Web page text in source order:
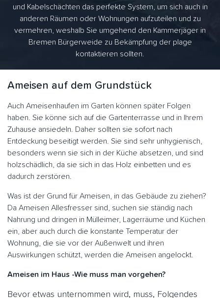
und Kabelschächten das perfekte System, um sich auch in
anderen Räumen oder Wohnungen aufzuteilen und zu
vermehren, weshalb Sie umgehend den Kammerjäger in
Bremen Bürgerweide zu Bekämpfung der plage
kontaktieren sollten.
Ameisen auf dem Grundstück
Auch Ameisenhaufen im Garten können später Folgen
haben. Sie könne sich auf die Gartenterrasse und in Ihrem
Zuhause ansiedeln. Daher sollten sie sofort nach
Entdeckung beseitigt werden. Sie sind sehr unhygienisch,
besonders wenn sie sich in der Küche absetzen, und sind
holzschädlich, da sie sich in das Holz einbetten und es
dadurch zerstören.
Was ist der Grund für Ameisen, in das Gebäude zu ziehen?
Da Ameisen Allesfresser sind, suchen sie ständig nach
Nahrung und dringen in Mülleimer, Lagerräume und Küchen
ein, aber auch durch die konstante Temperatur der
Wohnung, die sie vor der Außenwelt und ihren
Auswirkungen schützt, werden die Ameisen angelockt.
Ameisen im Haus -Wie muss man vorgehen?
Bevor etwas unternommen wird, muss, Folgendes